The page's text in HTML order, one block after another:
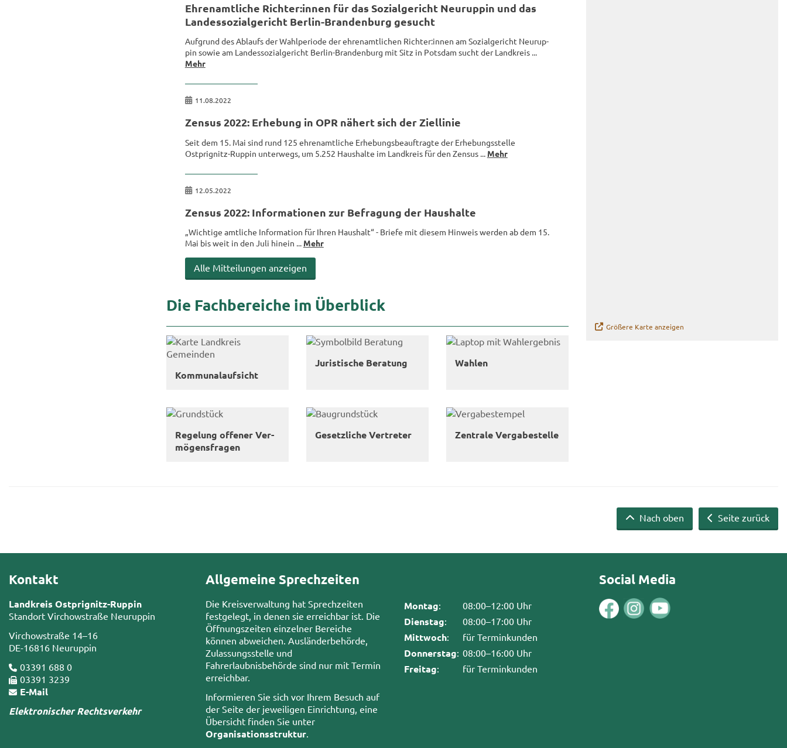
Eh­ren­amt­li­che Rich­ter:innen für das So­zi­al­ge­richt Neu­rup­pin und das
Lan­des­so­zi­al­ge­richt Berlin-​Brandenburg ge­sucht
Auf­grund des Ab­laufs der Wahl­pe­ri­ode der eh­ren­amt­li­chen Rich­ter:innen am So­zi­al­ge­richt Neu­rup­
pin sowie am Lan­des­so­zi­al­ge­richt Berlin-​Brandenburg mit Sitz in Pots­dam sucht der Land­kreis ...
Mehr
11.08.2022
Zen­sus 2022: Er­he­bung in OPR nä­hert sich der Ziel­li­nie
Seit dem 15. Mai sind rund 125 eh­ren­amt­li­che Er­he­bungs­be­auf­trag­te der Er­he­bungs­stel­le
Ostprignitz-​Ruppin un­ter­wegs, um 5.252 Haus­hal­te im Land­kreis für den Zen­sus ... Mehr
12.05.2022
Zen­sus 2022: In­for­ma­tio­nen zur Be­fra­gung der Haus­hal­te
„Wich­ti­ge amt­li­che In­for­ma­ti­on für Ihren Haus­halt“ - Brie­fe mit die­sem Hin­weis wer­den ab dem 15.
Mai bis weit in den Juli hin­ein ... Mehr
Alle Mit­tei­lun­gen an­zei­gen
Die Fach­be­rei­che im Über­blick
Kom­mu­nal­auf­sicht
Ju­ris­ti­sche Be­ra­tung Wah­len
Re­ge­lung of­fe­ner Ver­
mö­gens­fra­gen
Ge­setz­li­che Ver­tre­ter Zen­tra­le Ver­ga­be­stel­le
Grö­ße­re Karte an­zei­gen
Seite zurück
Nach oben
Kontakt
Landkreis Ostprignitz-Ruppin
Standort Virchowstraße Neuruppin
Virchowstraße 14–16
DE-16816 Neuruppin
03391 688 0
03391 3239
E-Mail
Elektronischer Rechtsverkehr
Allgemeine Sprechzeiten
Die Kreisverwaltung hat Sprechzeiten
festgelegt, in denen sie erreichbar ist. Die
Öffnungszeiten einzelner Bereiche
können abweichen. Ausländerbehörde,
Zulassungsstelle und
Fahrerlaubnisbehörde sind nur mit Termin
erreichbar.
Informieren Sie sich vor Ihrem Besuch auf
der Seite der jeweiligen Einrichtung, eine
Übersicht finden Sie unter
Organisationsstruktur
Montag: 08:00–12:00 Uhr
Dienstag: 08:00–17:00 Uhr
Mittwoch: für Terminkunden
Donnerstag: 08:00–16:00 Uhr
Freitag: für Terminkunden
Social Media